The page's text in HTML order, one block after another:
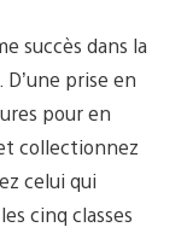
succès dans la
prise en
pour en
collectionnez
celui qui
cinq classes